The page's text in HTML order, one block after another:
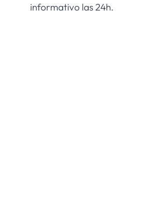
informativo las 24h.